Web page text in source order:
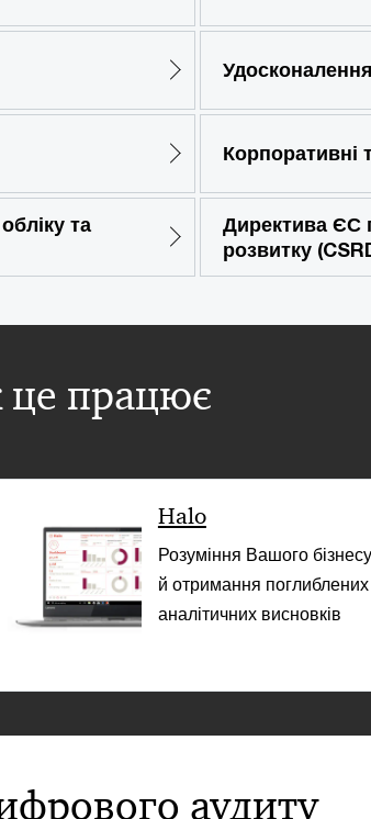
Корпоративні
та
Директива ЄС
розвитку
це працює
Halo
Розуміння Вашого бізнесу
й отримання поглиблених
аналітичних висновків
аудиту